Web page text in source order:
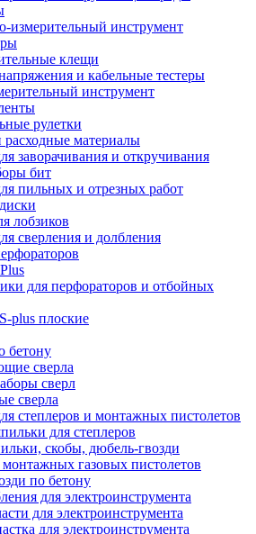
измерительный инструмент
клещи
и кабельные тестеры
инструмент
рулетки
расходные материалы
заворачивания и откручивания
бит
пильных и отрезных работ
лобзиков
сверления и долбления
для перфораторов и отбойных
plus плоские
бетону
сверла
сверл
сверла
степлеров и монтажных пистолетов
для степлеров
скобы, дюбель-гвозди
монтажных газовых пистолетов
по бетону
для электроинструмента
для электроинструмента
для электроинструмента